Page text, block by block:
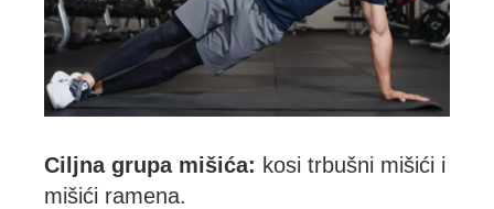
Ciljna grupa mišića: kosi trbušni mišići i
mišići ramena.